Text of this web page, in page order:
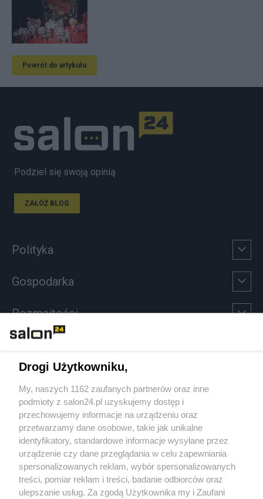
Powrót do artykułu
Podziel się swoją opinią
ZAŁÓŻ BLOG
Polityka
Gospodarka
Rozmaitości
Sport
Społeczeństwo
Kultura
X Facebook Instagram Youtube
Drogi Użytkowniku,
My, naszych 1162 zaufanych partnerów oraz inne
podmioty z salon24.pl uzyskujemy dostęp i
przechowujemy informacje na urządzeniu oraz
przetwarzamy dane osobowe, takie jak unikalne
identyfikatory, standardowe informacje wysyłane przez
urządzenie czy dane przeglądania w celu zapewniania
spersonalizowanych reklam, wybór spersonalizowanych
treści, pomiar reklam i treści, badanie odbiorców oraz
ulepszanie usług. Za zgodą Użytkownika my i Zaufani